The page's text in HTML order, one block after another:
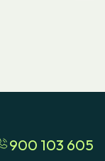
900 103 605